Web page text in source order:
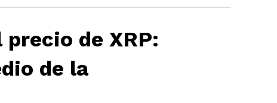
de XRP:
de la